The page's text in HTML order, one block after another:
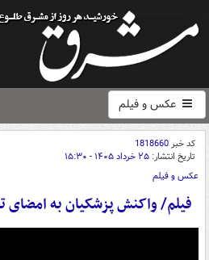
عکس و فیلم
کد خبر1818660
تاریخ انتشار: ۲۵ خرداد ۱۴۰۵ - ۱۵:۳۰
عکس و فیلم
فیلم/ واکنش پزشکیان به امضای